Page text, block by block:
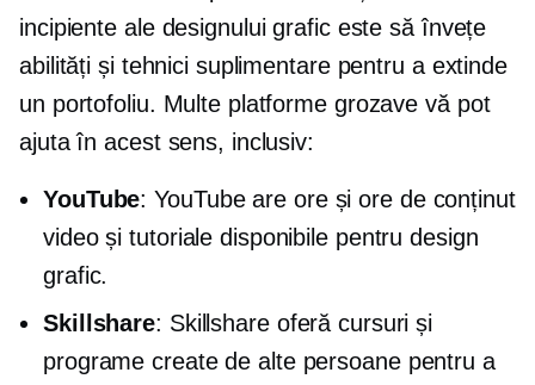
incipiente ale designului grafic este să învețe
abilități și tehnici suplimentare pentru a extinde
un portofoliu. Multe platforme grozave vă pot
ajuta în acest sens, inclusiv:
YouTube: YouTube are ore și ore de conținut
video și tutoriale disponibile pentru design
grafic.
Skillshare: Skillshare oferă cursuri și
programe create de alte persoane pentru a